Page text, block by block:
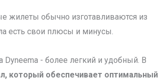
жилеты обычно изготавливаются из
есть свои плюсы и минусы.
Dyneema - более легкий и удобный. В
который обеспечивает оптимальный